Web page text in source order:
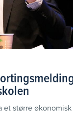
et større